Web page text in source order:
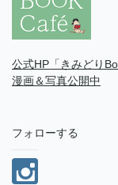
公式HP「きみどり
漫画＆写真公開中
フォローする